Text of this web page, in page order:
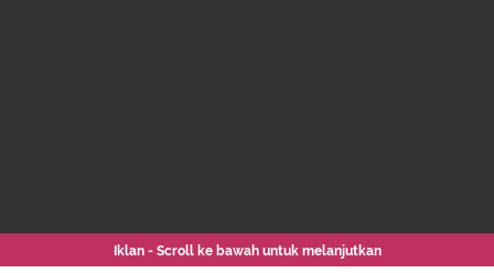
Iklan - Scroll ke bawah untuk melanjutkan